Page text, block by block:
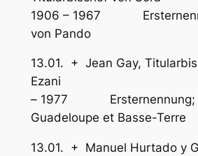
1906 – 1967
von Pando
13.01. + Jean Gay,
Ezani
– 1977 Ersternennung;
Guadeloupe et Basse-Terre
13.01. + Manuel Hurtado y